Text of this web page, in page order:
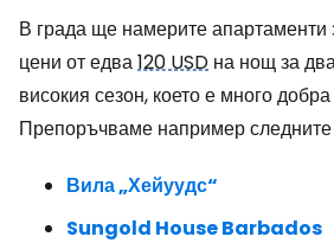
В града ще намерите апартаменти
цени от едва120 USD на нощ за
високия сезон, което е много
Препоръчваме например
Вила „Хейуудс“
Sungold House Barbados